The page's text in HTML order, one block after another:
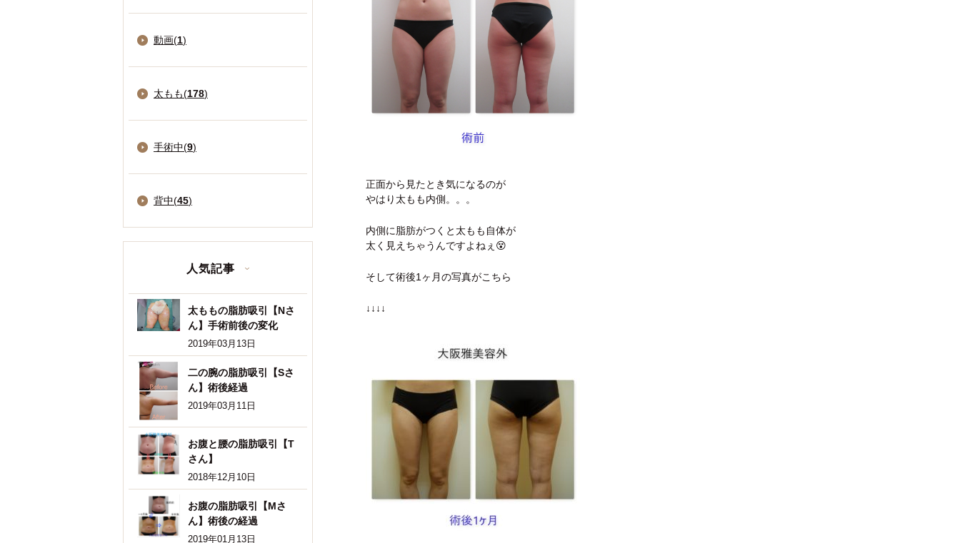
正面から見たとき気になるのが
やはり太もも内側。。。
内側に脂肪がつくと太もも自体が
太く見えちゃうんですよねぇ😵
そして術後1ヶ月の写真がこちら
↓↓↓↓
動画(1)
太もも(178)
手術中(9)
背中(45)
人気記事
太ももの脂肪吸引【Nさ
ん】手術前後の変化
2019年03月13日
二の腕の脂肪吸引【Sさ
ん】術後経過
2019年03月11日
お腹と腰の脂肪吸引【T
さん】
2018年12月10日
お腹の脂肪吸引【Mさ
ん】術後の経過
2019年01月13日